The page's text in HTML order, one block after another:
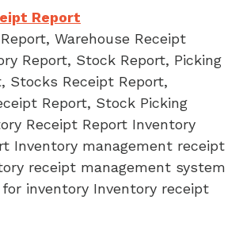
Report
Warehouse Receipt
Report, Stock Report, Picking
Stocks Receipt Report,
Report, Stock Picking
Receipt Report Inventory
Inventory management receipt
receipt management system
inventory Inventory receipt